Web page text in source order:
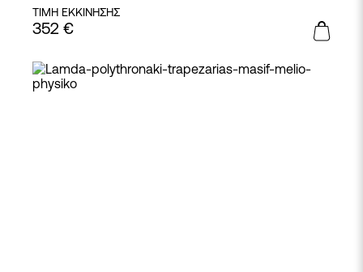
ΤΙΜΗ ΕΚΚΙΝΗΣΗΣ
352 €